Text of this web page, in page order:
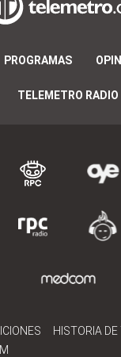
PROGRAMAS
TELEMETRO RADIO
HISTORIA